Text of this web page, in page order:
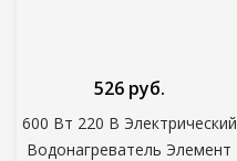
600 Вт 220 В Электрический
Водонагреватель Элемент
526 руб.